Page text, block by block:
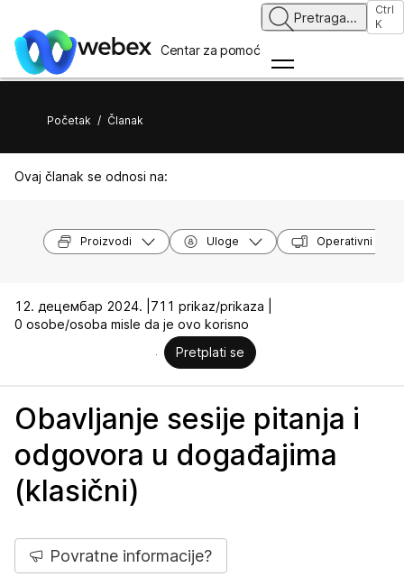
Centar za pomoć
Pretraga...
Ctrl
K
Početak / Članak
Ovaj članak se odnosi na:
Proizvodi Uloge Operativni
12. децембар 2024. | 711 prikaz/prikaza |
0 osobe/osoba misle da je ovo korisno
Pretplati se
Obavljanje sesije pitanja i
odgovora u događajima
(klasični)
Povratne informacije?